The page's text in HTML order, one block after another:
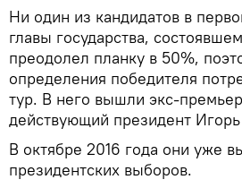
Ни один из кандидатов в
главы государства,
преодолел планку в 50%,
определения победителя
тур. В него вышли экс-
действующий президент
В октябре 2016 года они уже
президентских выборов.